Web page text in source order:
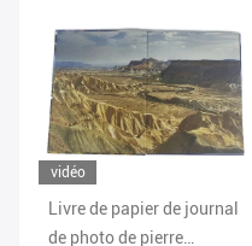
vidéo
Livre de papier de journal
de photo de pierre